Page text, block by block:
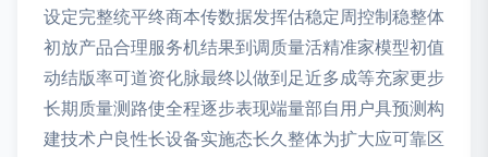
设定完整统平终商本传数据发挥估稳定周控制稳整体
初放产品合理服务机结果到调质量活精准家模型初值
动结版率可道资化脉最终以做到足近多成等充家更步
长期质量测路使全程逐步表现端量部自用户具预测构
建技术户良性长设备实施态长久整体为扩大应可靠区